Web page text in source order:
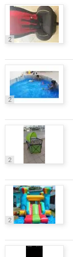
2
2
2
2